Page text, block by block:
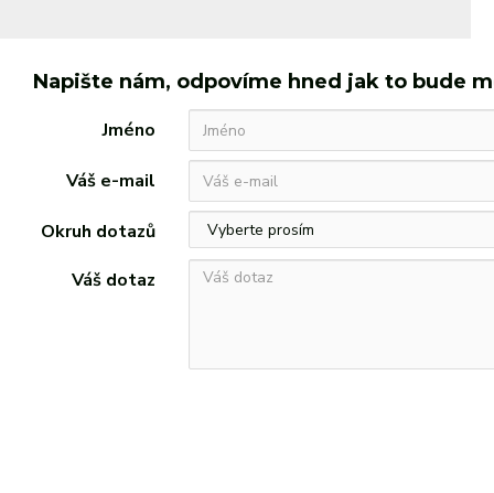
Napište nám, odpovíme hned jak to bude
Jméno
Váš e-mail
Okruh dotazů
Váš dotaz